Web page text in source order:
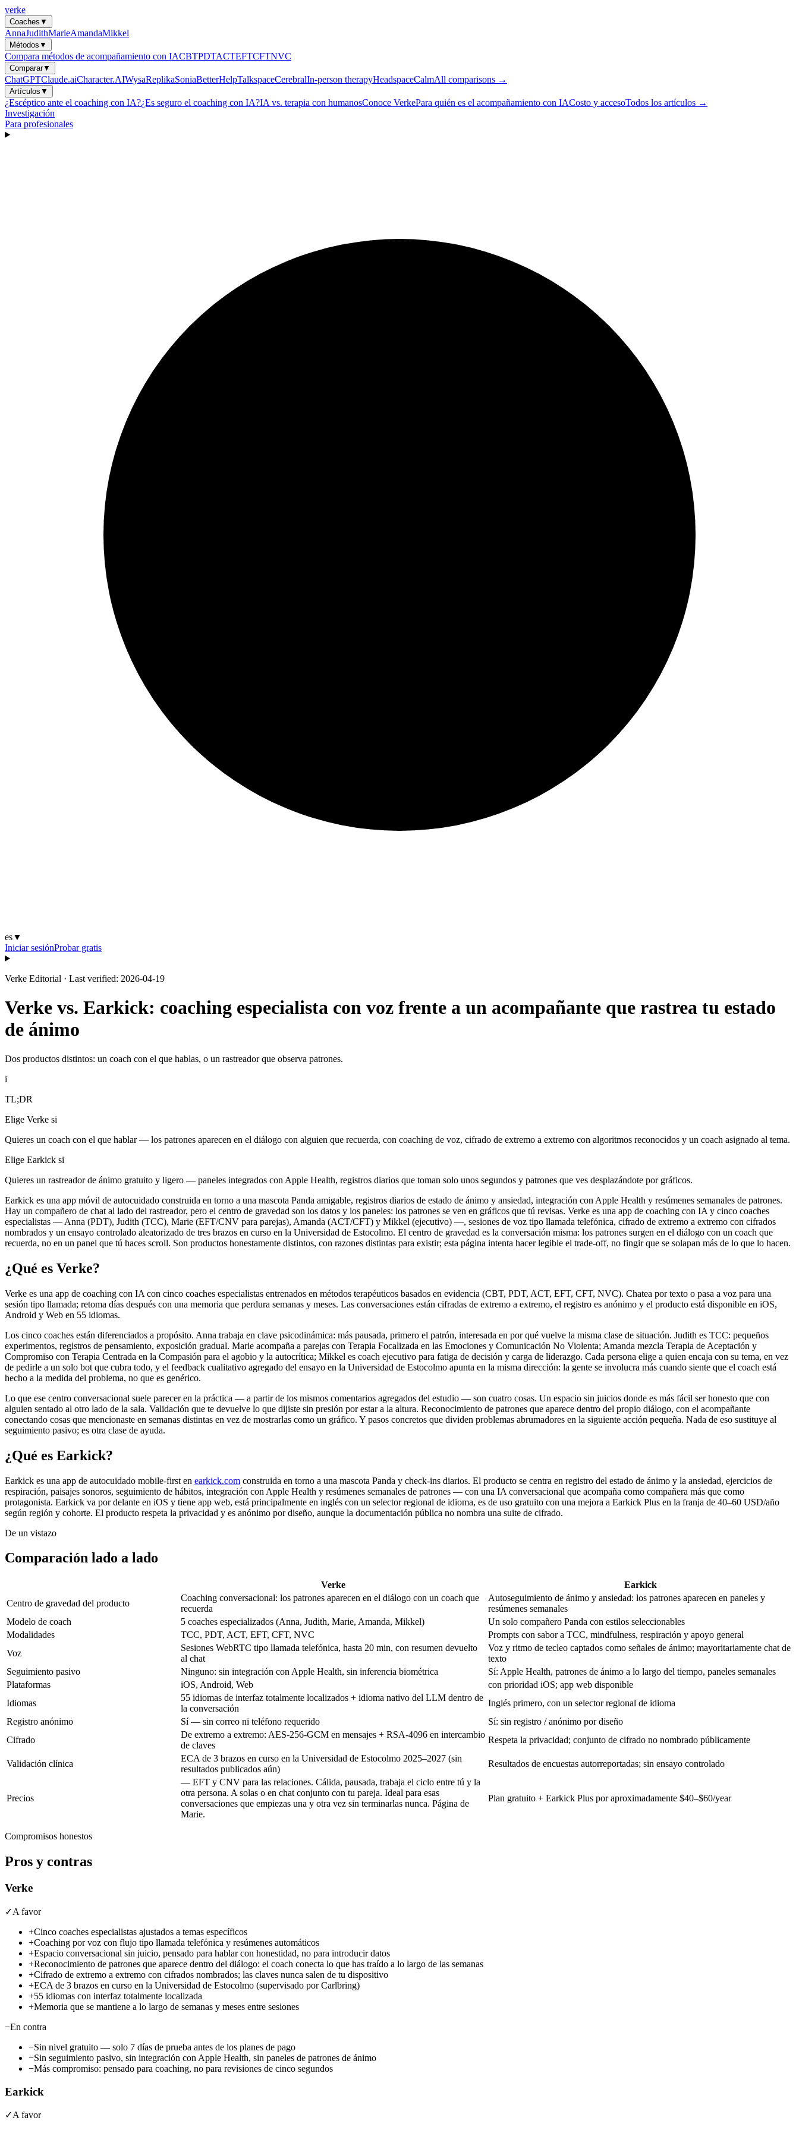
verke
Coaches ▼
AnnaJudithMarieAmandaMikkel
Métodos ▼
Compara métodos de acompañamiento con IACBTPDTACTEFTCFTNVC
Comparar▼
ChatGPTClaude.aiCharacter.AIWysaReplikaSoniaBetterHelpTalkspaceCerebralIn-person therapyHeadspaceCalmAll comparisons →
Artículos ▼
¿Escéptico ante el coaching con IA?¿Es seguro el coaching con IA?IA vs. terapia con humanosConoce VerkePara quién es el acompañamiento con IACosto y accesoTodos los artículos →
Investigación
Para profesionales
es▼
Iniciar sesiónProbar gratis
Verke Editorial · Last verified: 2026-04-19
Verke vs. Earkick: coaching especialista con voz frente a un acompañante que rastrea tu estado
de ánimo
Dos productos distintos: un coach con el que hablas, o un rastreador que observa patrones.
i
TL;DR
Elige Verke si
Quieres un coach con el que hablar — los patrones aparecen en el diálogo con alguien que recuerda, con coaching de voz, cifrado de extremo a extremo con algoritmos reconocidos y un coach asignado al tema.
Elige Earkick si
Quieres un rastreador de ánimo gratuito y ligero — paneles integrados con Apple Health, registros diarios que toman solo unos segundos y patrones que ves desplazándote por gráficos.
Earkick es una app móvil de autocuidado construida en torno a una mascota Panda amigable, registros diarios de estado de ánimo y ansiedad, integración con Apple Health y resúmenes semanales de patrones.
Hay un compañero de chat al lado del rastreador, pero el centro de gravedad son los datos y los paneles: los patrones se ven en gráficos que tú revisas. Verke es una app de coaching con IA y cinco coaches
especialistas — Anna (PDT), Judith (TCC), Marie (EFT/CNV para parejas), Amanda (ACT/CFT) y Mikkel (ejecutivo) —, sesiones de voz tipo llamada telefónica, cifrado de extremo a extremo con cifrados
nombrados y un ensayo controlado aleatorizado de tres brazos en curso en la Universidad de Estocolmo. El centro de gravedad es la conversación misma: los patrones surgen en el diálogo con un coach que
recuerda, no en un panel que tú haces scroll. Son productos honestamente distintos, con razones distintas para existir; esta página intenta hacer legible el trade-off, no fingir que se solapan más de lo que lo hacen.
¿Qué es Verke?
Verke es una app de coaching con IA con cinco coaches especialistas entrenados en métodos terapéuticos basados en evidencia (CBT, PDT, ACT, EFT, CFT, NVC). Chatea por texto o pasa a voz para una
sesión tipo llamada; retoma días después con una memoria que perdura semanas y meses. Las conversaciones están cifradas de extremo a extremo, el registro es anónimo y el producto está disponible en iOS,
Android y Web en 55 idiomas.
Los cinco coaches están diferenciados a propósito. Anna trabaja en clave psicodinámica: más pausada, primero el patrón, interesada en por qué vuelve la misma clase de situación. Judith es TCC: pequeños
experimentos, registros de pensamiento, exposición gradual. Marie acompaña a parejas con Terapia Focalizada en las Emociones y Comunicación No Violenta; Amanda mezcla Terapia de Aceptación y
Compromiso con Terapia Centrada en la Compasión para el agobio y la autocrítica; Mikkel es coach ejecutivo para fatiga de decisión y carga de liderazgo. Cada persona elige a quien encaja con su tema, en vez
de pedirle a un solo bot que cubra todo, y el feedback cualitativo agregado del ensayo en la Universidad de Estocolmo apunta en la misma dirección: la gente se involucra más cuando siente que el coach está
hecho a la medida del problema, no que es genérico.
Lo que ese centro conversacional suele parecer en la práctica — a partir de los mismos comentarios agregados del estudio — son cuatro cosas. Un espacio sin juicios donde es más fácil ser honesto que con
alguien sentado al otro lado de la sala. Validación que te devuelve lo que dijiste sin presión por estar a la altura. Reconocimiento de patrones que aparece dentro del propio diálogo, con el acompañante
conectando cosas que mencionaste en semanas distintas en vez de mostrarlas como un gráfico. Y pasos concretos que dividen problemas abrumadores en la siguiente acción pequeña. Nada de eso sustituye al
seguimiento pasivo; es otra clase de ayuda.
¿Qué es Earkick?
Earkick es una app de autocuidado mobile-first en earkick.com construida en torno a una mascota Panda y check-ins diarios. El producto se centra en registro del estado de ánimo y la ansiedad, ejercicios de
respiración, paisajes sonoros, seguimiento de hábitos, integración con Apple Health y resúmenes semanales de patrones — con una IA conversacional que acompaña como compañera más que como
protagonista. Earkick va por delante en iOS y tiene app web, está principalmente en inglés con un selector regional de idioma, es de uso gratuito con una mejora a Earkick Plus en la franja de 40–60 USD/año
según región y cohorte. El producto respeta la privacidad y es anónimo por diseño, aunque la documentación pública no nombra una suite de cifrado.
De un vistazo
Comparación lado a lado
Verke
Earkick
Centro de gravedad del producto
Coaching conversacional: los patrones aparecen en el diálogo con un coach que
recuerda
Autoseguimiento de ánimo y ansiedad: los patrones aparecen en paneles y
resúmenes semanales
Modelo de coach
5 coaches especializados (Anna, Judith, Marie, Amanda, Mikkel)
Un solo compañero Panda con estilos seleccionables
Modalidades
TCC, PDT, ACT, EFT, CFT, NVC
Prompts con sabor a TCC, mindfulness, respiración y apoyo general
Voz
Sesiones WebRTC tipo llamada telefónica, hasta 20 min, con resumen devuelto
al chat
Voz y ritmo de tecleo captados como señales de ánimo; mayoritariamente chat de
texto
Seguimiento pasivo
Ninguno: sin integración con Apple Health, sin inferencia biométrica
Sí: Apple Health, patrones de ánimo a lo largo del tiempo, paneles semanales
Plataformas
iOS, Android, Web
con prioridad iOS; app web disponible
Idiomas
55 idiomas de interfaz totalmente localizados + idioma nativo del LLM dentro de
la conversación
Inglés primero, con un selector regional de idioma
Registro anónimo
Sí — sin correo ni teléfono requerido
Sí: sin registro / anónimo por diseño
Cifrado
De extremo a extremo: AES-256-GCM en mensajes + RSA-4096 en intercambio
de claves
Respeta la privacidad; conjunto de cifrado no nombrado públicamente
Validación clínica
ECA de 3 brazos en curso en la Universidad de Estocolmo 2025–2027 (sin
resultados publicados aún)
Resultados de encuestas autorreportadas; sin ensayo controlado
Precios
— EFT y CNV para las relaciones. Cálida, pausada, trabaja el ciclo entre tú y la
otra persona. A solas o en chat conjunto con tu pareja. Ideal para esas
conversaciones que empiezas una y otra vez sin terminarlas nunca. Página de
Marie.
Plan gratuito + Earkick Plus por aproximadamente $40–$60/year
Compromisos honestos
Pros y contras
Verke
✓A favor
+Cinco coaches especialistas ajustados a temas específicos
+Coaching por voz con flujo tipo llamada telefónica y resúmenes automáticos
+Espacio conversacional sin juicio, pensado para hablar con honestidad, no para introducir datos
+Reconocimiento de patrones que aparece dentro del diálogo: el coach conecta lo que has traído a lo largo de las semanas
+Cifrado de extremo a extremo con cifrados nombrados; las claves nunca salen de tu dispositivo
+ECA de 3 brazos en curso en la Universidad de Estocolmo (supervisado por Carlbring)
+55 idiomas con interfaz totalmente localizada
+Memoria que se mantiene a lo largo de semanas y meses entre sesiones
−En contra
−Sin nivel gratuito — solo 7 días de prueba antes de los planes de pago
−Sin seguimiento pasivo, sin integración con Apple Health, sin paneles de patrones de ánimo
−Más compromiso: pensado para coaching, no para revisiones de cinco segundos
Earkick
✓A favor